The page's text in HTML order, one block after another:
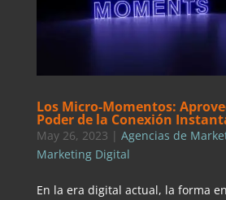
Los Micro-Momentos:
Poder de la Conexión
May 26, 2023 | Agencias de
Marketing Digital
En la era digital actual, la forma